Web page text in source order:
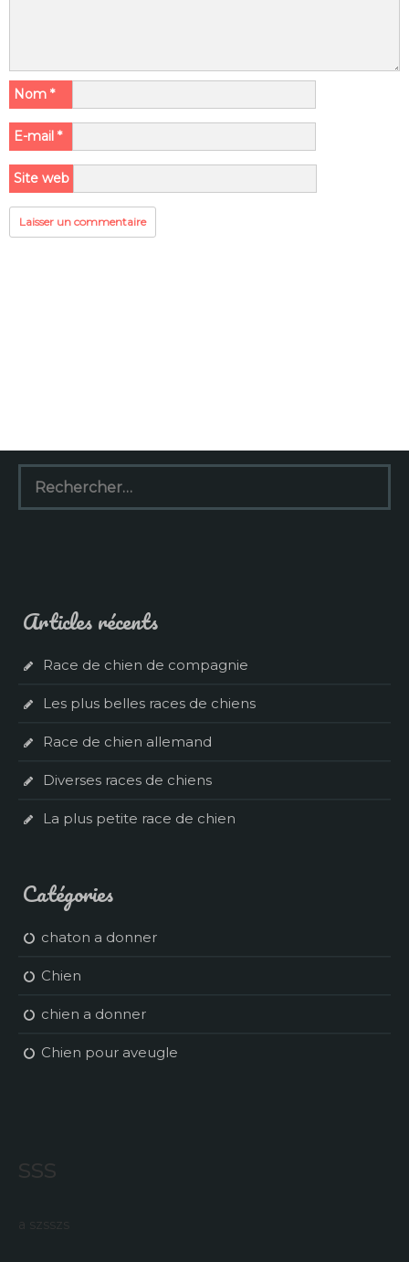
Nom *
E-mail *
Site web
Rechercher :
Articles récents
Race de chien de compagnie
Les plus belles races de chiens
Race de chien allemand
Diverses races de chiens
La plus petite race de chien
Catégories
chaton a donner
Chien
chien a donner
Chien pour aveugle
sss
a szsszs